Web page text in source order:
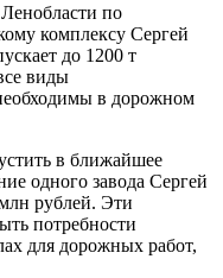
по
комплексу Сергей
до 1200 т
виды
в дорожном
в ближайшее
одного завода Сергей
рублей. Эти
потребности
для дорожных работ,